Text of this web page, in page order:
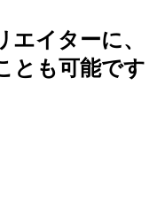
イターに、
とも可能です